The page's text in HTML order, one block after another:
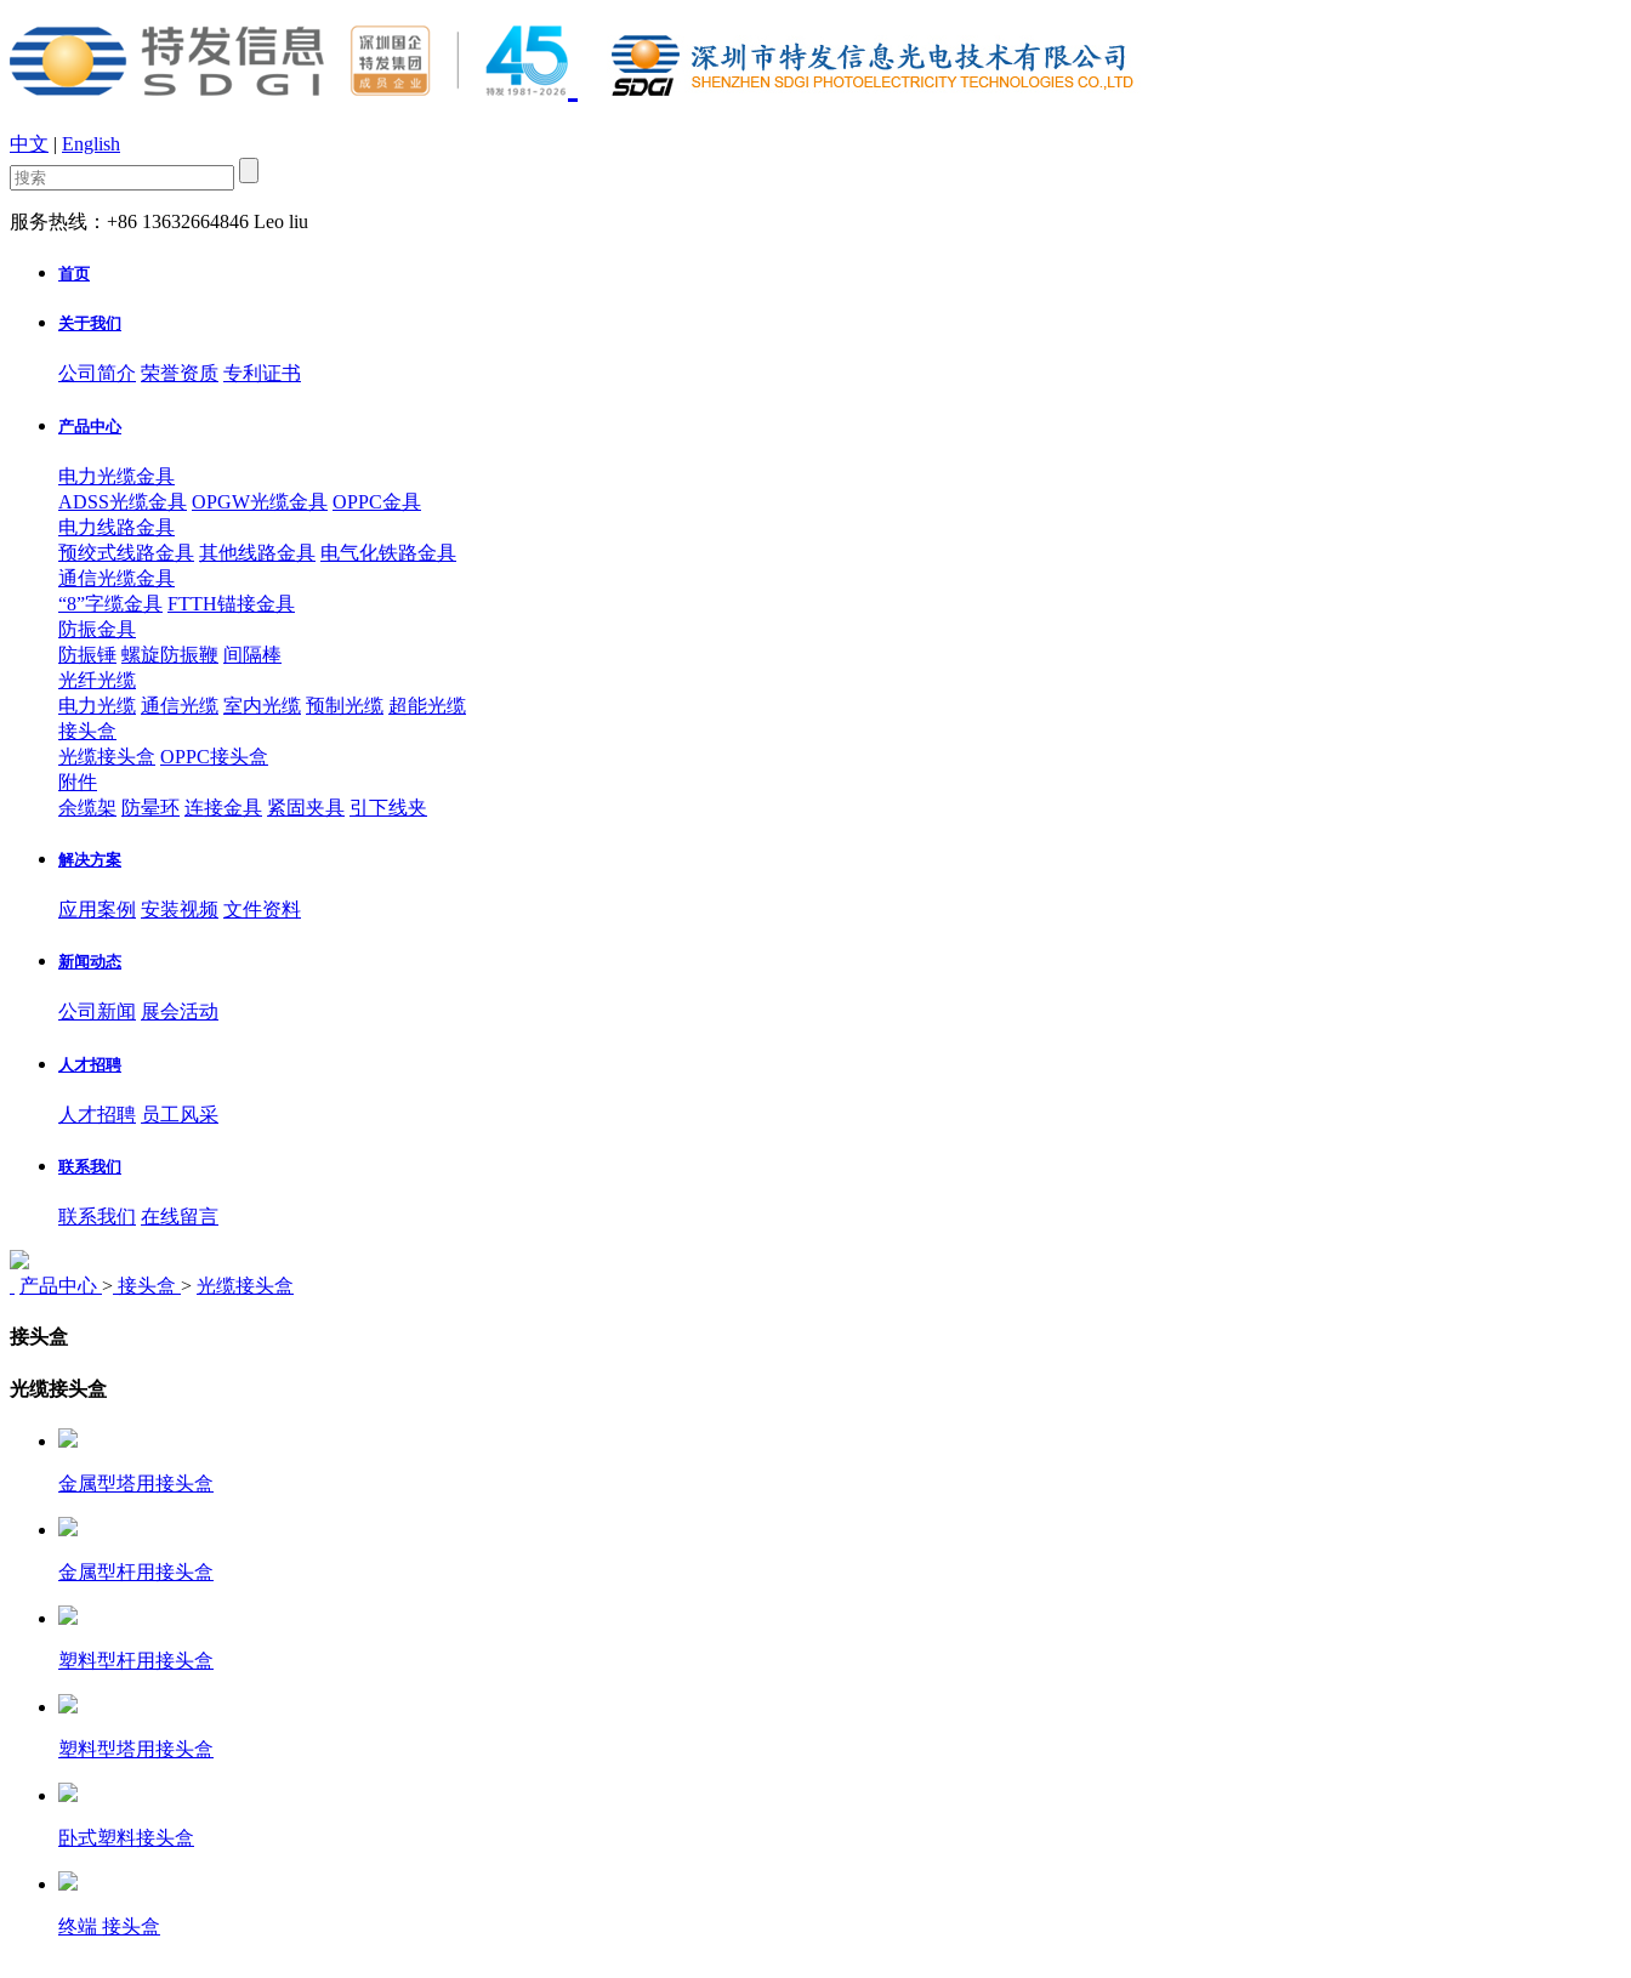
中文 | English
服务热线：+86 13632664846 Leo liu
首页
关于我们
公司简介 荣誉资质 专利证书
产品中心
电力光缆金具
ADSS光缆金具 OPGW光缆金具 OPPC金具
电力线路金具
预绞式线路金具 其他线路金具 电气化铁路金具
通信光缆金具
“8”字缆金具 FTTH锚接金具
防振金具
防振锤 螺旋防振鞭 间隔棒
光纤光缆
电力光缆 通信光缆 室内光缆 预制光缆 超能光缆
接头盒
光缆接头盒 OPPC接头盒
附件
余缆架 防晕环 连接金具 紧固夹具 引下线夹
解决方案
应用案例 安装视频 文件资料
新闻动态
公司新闻 展会活动
人才招聘
人才招聘 员工风采
联系我们
联系我们 在线留言
产品中心 > 接头盒 > 光缆接头盒
接头盒
光缆接头盒
金属型塔用接头盒
金属型杆用接头盒
塑料型杆用接头盒
塑料型塔用接头盒
卧式塑料接头盒
终端 接头盒